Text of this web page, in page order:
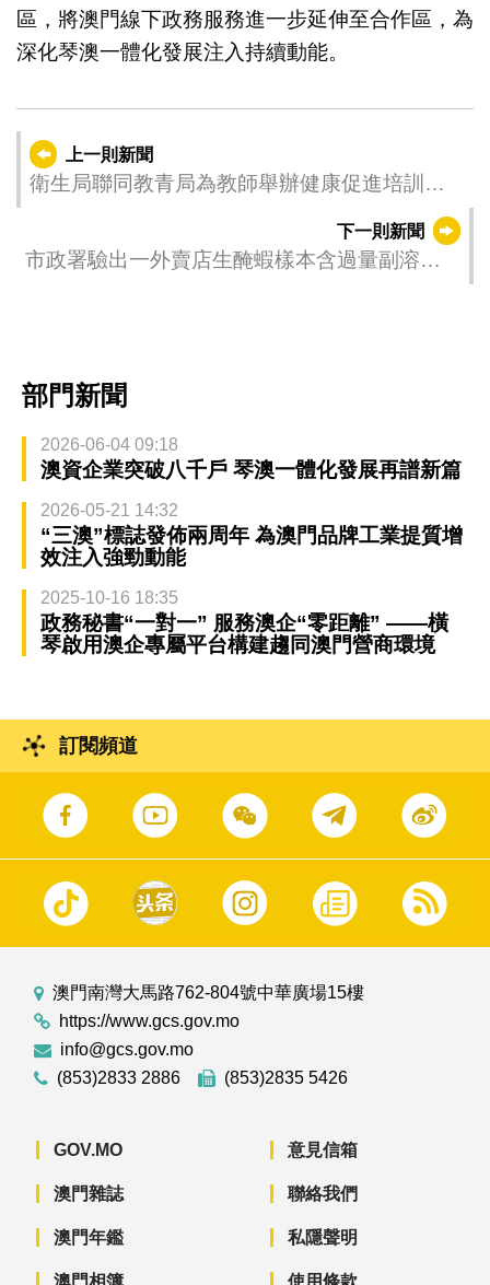
區，將澳門線下政務服務進一步延伸至合作區，為
深化琴澳一體化發展注入持續動能。
上一則新聞
衛生局聯同教青局為教師舉辦健康促進培訓課
程 讓健康元素深植校園 共同守護學生身心健康
下一則新聞
市政署驗出一外賣店生醃蝦樣本含過量副溶血
部門新聞
2026-06-04 09:18
澳資企業突破八千戶 琴澳一體化發展再譜新篇
2026-05-21 14:32
“三澳”標誌發佈兩周年 為澳門品牌工業提質增
效注入強勁動能
2025-10-16 18:35
政務秘書“一對一” 服務澳企“零距離” ——橫
琴啟用澳企專屬平台構建趨同澳門營商環境
訂閱頻道
澳門南灣大馬路762-804號中華廣場15樓
https://www.gcs.gov.mo
info@gcs.gov.mo
(853)2833 2886
(853)2835 5426
GOV.MO
澳門雜誌
澳門年鑑
意見信箱
聯絡我們
私隱聲明